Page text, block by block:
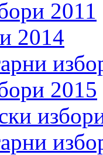
2011
2014
2015